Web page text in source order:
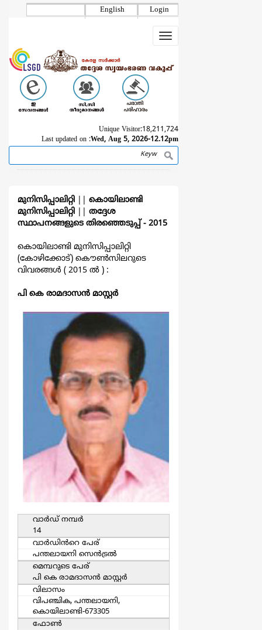
Login
English
Toggle
navigation
Unique Visitor:18,211,724
Last updated on :Wed, Aug 5, 2026-12.12pm
Search
മുനിസിപ്പാലിറ്റി
കൊയിലാണ്ടി
മുനിസിപ്പാലിറ്റി
തദ്ദേശ
സ്ഥാപനങ്ങളുടെ തിരഞ്ഞെടുപ്പ്‌ - 2015
കൊയിലാണ്ടി മുനിസിപ്പാലിറ്റി
(കോഴിക്കോട്) കൌൺസിലറുടെ
വിവരങ്ങള്‍ ( 2015 ല്‍ ) :
പി കെ രാമദാസന്‍ മാസ്റ്റര്‍
വാര്‍ഡ്‌ നമ്പര്‍
14
വാര്‍ഡിൻറെ പേര്
പന്തലായനി സെന്‍ട്രല്‍
മെമ്പറുടെ പേര്
പി കെ രാമദാസന്‍ മാസ്റ്റര്‍
വിലാസം
വിപഞ്ചിക, പന്തലായനി,
കൊയിലാണ്ടി-673305
ഫോൺ